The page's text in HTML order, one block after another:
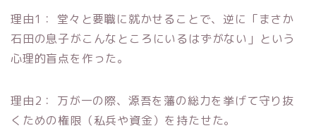
理由1： 堂々と要職に就かせることで、逆に「まさか
石田の息子がこんなところにいるはずがない」という
心理的盲点を作った。
理由2： 万が一の際、源吾を藩の総力を挙げて守り抜
くための権限（私兵や資金）を持たせた。